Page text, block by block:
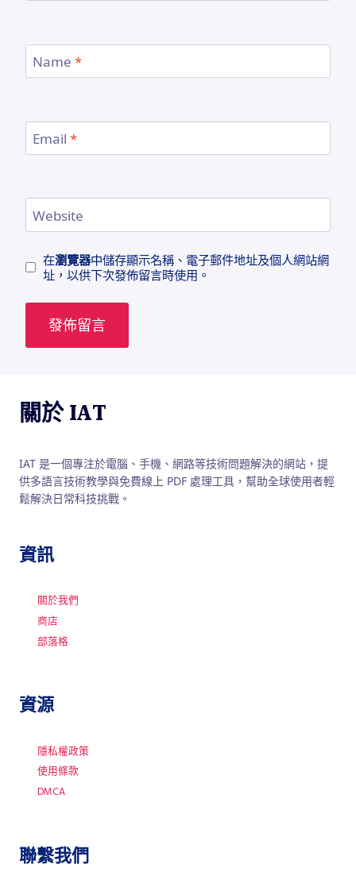
Name *
Email *
Website
在瀏覽器中儲存顯示名稱、電子郵件地址及個人網站網
址，以供下次發佈留言時使用。
關於 IAT
IAT 是一個專注於電腦、手機、網路等技術問題解決的網站，提
供多語言技術教學與免費線上 PDF 處理工具，幫助全球使用者輕
鬆解決日常科技挑戰。
資訊
關於我們
商店
部落格
資源
隱私權政策
使用條款
DMCA
聯繫我們